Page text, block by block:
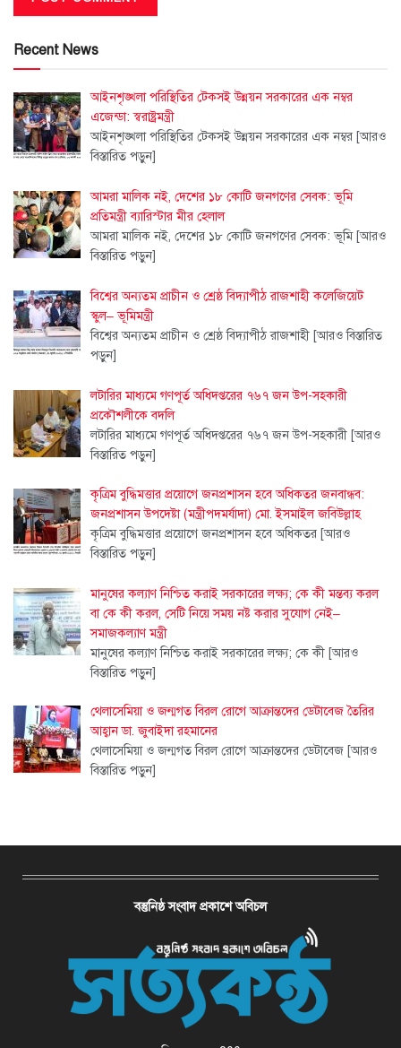
Recent News
আইনশৃঙ্খলা পরিস্থিতির টেকসই উন্নয়ন সরকারের এক নম্বর
এজেন্ডা: স্বরাষ্ট্রমন্ত্রী
আইনশৃঙ্খলা পরিস্থিতির টেকসই উন্নয়ন সরকারের এক নম্বর [আরও
বিস্তারিত পড়ুন]
আমরা মালিক নই, দেশের ১৮ কোটি জনগণের সেবক: ভূমি
প্রতিমন্ত্রী ব্যারিস্টার মীর হেলাল
আমরা মালিক নই, দেশের ১৮ কোটি জনগণের সেবক: ভূমি [আরও
বিস্তারিত পড়ুন]
বিশ্বের অন্যতম প্রাচীন ও শ্রেষ্ঠ বিদ্যাপীঠ রাজশাহী কলেজিয়েট
স্কুল– ভূমিমন্ত্রী
বিশ্বের অন্যতম প্রাচীন ও শ্রেষ্ঠ বিদ্যাপীঠ রাজশাহী [আরও বিস্তারিত
পড়ুন]
লটারির মাধ্যমে গণপূর্ত অধিদপ্তরের ৭৬৭ জন উপ-সহকারী
প্রকৌশলীকে বদলি
লটারির মাধ্যমে গণপূর্ত অধিদপ্তরের ৭৬৭ জন উপ-সহকারী [আরও
বিস্তারিত পড়ুন]
কৃত্রিম বুদ্ধিমত্তার প্রয়োগে জনপ্রশাসন হবে অধিকতর জনবান্ধব:
জনপ্রশাসন উপদেষ্টা (মন্ত্রীপদমর্যাদা) মো. ইসমাইল জবিউল্লাহ
কৃত্রিম বুদ্ধিমত্তার প্রয়োগে জনপ্রশাসন হবে অধিকতর [আরও
বিস্তারিত পড়ুন]
মানুষের কল্যাণ নিশ্চিত করাই সরকারের লক্ষ্য; কে কী মন্তব্য করল
বা কে কী করল, সেটি নিয়ে সময় নষ্ট করার সুযোগ নেই–
সমাজকল্যাণ মন্ত্রী
মানুষের কল্যাণ নিশ্চিত করাই সরকারের লক্ষ্য; কে কী [আরও
বিস্তারিত পড়ুন]
থেলাসেমিয়া ও জন্মগত বিরল রোগে আক্রান্তদের ডেটাবেজ তৈরির
আহ্বান ডা. জুবাইদা রহমানের
থেলাসেমিয়া ও জন্মগত বিরল রোগে আক্রান্তদের ডেটাবেজ [আরও
বিস্তারিত পড়ুন]
বস্তুনিষ্ঠ সংবাদ প্রকাশে অবিচল